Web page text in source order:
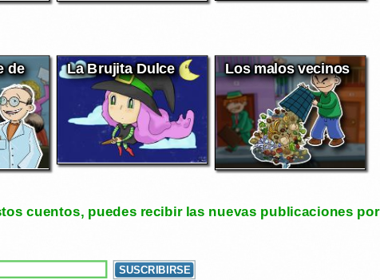
de La Brujita Dulce Los malos vecinos
cuentos, puedes recibir las nuevas publicaciones por